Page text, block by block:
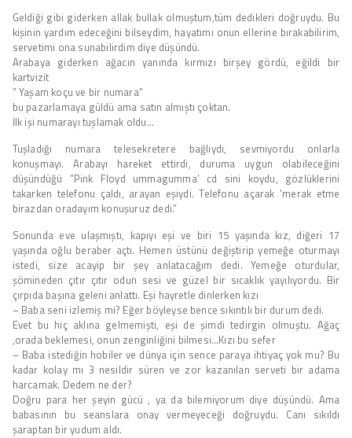
Geldiği gibi giderken allak bullak olmuştum,tüm dedikleri doğruydu. Bu
kişinin yardım edeceğini bilseydim, hayatımı onun ellerine bırakabilirim,
servetimi ona sunabilirdim diye düşündü.
Arabaya giderken ağacın yanında kırmızı birşey gördü, eğildi bir
kartvizit
” Yaşam koçu ve bir numara”
bu pazarlamaya güldü ama satın almıştı çoktan.
İlk işi numarayı tuşlamak oldu…
Tuşladığı numara telesekretere bağlıydı, sevmiyordu onlarla
konuşmayı. Arabayı hareket ettirdi, duruma uygun olabileceğini
düşündüğü ”Pink Floyd ummagumma’ cd sini koydu, gözlüklerini
takarken telefonu çaldı, arayan eşiydi. Telefonu açarak ‘merak etme
birazdan oradayım konuşuruz dedi.”
Sonunda eve ulaşmıştı, kapıyı eşi ve biri 15 yaşında kız, diğeri 17
yaşında oğlu beraber açtı. Hemen üstünü değiştirip yemeğe oturmayı
istedi, size acayip bir şey anlatacağım dedi. Yemeğe oturdular,
şömineden çıtır çıtır odun sesi ve güzel bir sıcaklık yayılıyordu. Bir
çırpıda başına geleni anlattı. Eşi hayretle dinlerken kızı
– Baba seni izlemiş mi? Eğer böyleyse bence sıkıntılı bir durum dedi.
Evet bu hiç aklına gelmemişti, eşi de şimdi tedirgin olmuştu. Ağaç
,orada beklemesi, onun zenginliğini bilmesi…Kızı bu sefer
– Baba istediğin hobiler ve dünya için sence paraya ihtiyaç yok mu? Bu
kadar kolay mı 3 nesildir süren ve zor kazanılan serveti bir adama
harcamak. Dedem ne der?
Doğru para her şeyin gücü , ya da bilemiyorum diye düşündü. Ama
babasının bu seanslara onay vermeyeceği doğruydu. Canı sıkıldı
şaraptan bir yudum aldı.